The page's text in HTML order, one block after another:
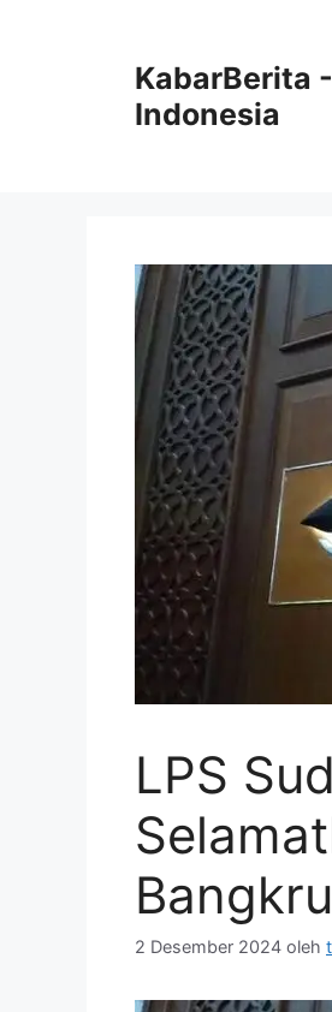
KabarBerita
Indonesia
LPS
2 Desember 2024 oleh